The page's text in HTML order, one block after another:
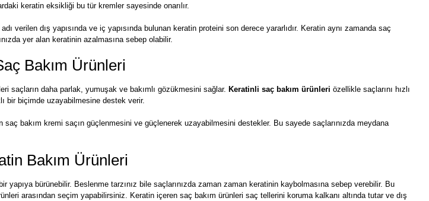
keratin eksikliği bu tür kremler sayesinde onarılır.
verilen dış yapısında ve iç yapısında bulunan keratin proteini son derece yararlıdır. Keratin aynı zamanda saç
yer alan keratinin azalmasına sebep olabilir.
Bakım Ürünleri
saçların daha parlak, yumuşak ve bakımlı gözükmesini sağlar. Keratinli saç bakım ürünleri özellikle saçlarını hızlı
bir biçimde uzayabilmesine destek verir.
bakım kremi saçın güçlenmesini ve güçlenerek uzayabilmesini destekler. Bu sayede saçlarınızda meydana
Bakım Ürünleri
bürünebilir. Beslenme tarzınız bile saçlarınızda zaman zaman keratinin kaybolmasına sebep verebilir. Bu
arasından seçim yapabilirsiniz. Keratin içeren saç bakım ürünleri saç tellerini koruma kalkanı altında tutar ve dış